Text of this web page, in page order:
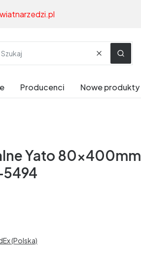
WyczyśćSzukaj
Producenci Nowe produkty
Yato 80x400mm
5494
(Polska)